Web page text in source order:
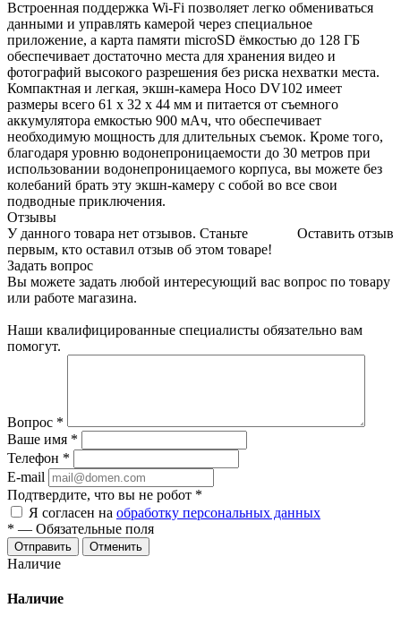
Встроенная поддержка Wi-Fi позволяет легко обмениваться
данными и управлять камерой через специальное
приложение, а карта памяти microSD ёмкостью до 128 ГБ
обеспечивает достаточно места для хранения видео и
фотографий высокого разрешения без риска нехватки места.
Компактная и легкая, экшн-камера Hoco DV102 имеет
размеры всего 61 x 32 x 44 мм и питается от съемного
аккумулятора емкостью 900 мАч, что обеспечивает
необходимую мощность для длительных съемок. Кроме того,
благодаря уровню водонепроницаемости до 30 метров при
использовании водонепроницаемого корпуса, вы можете без
колебаний брать эту экшн-камеру с собой во все свои
подводные приключения.
Отзывы
Оставить отзыв
У данного товара нет отзывов. Станьте
первым, кто оставил отзыв об этом товаре!
Задать вопрос
Вы можете задать любой интересующий вас вопрос по товару
или работе магазина.
Наши квалифицированные специалисты обязательно вам
помогут.
Вопрос *
Ваше имя *
Телефон *
E-mail
Подтвердите, что вы не робот *
Я согласен на обработку персональных данных
* — Обязательные поля
Отменить
Наличие
Наличие